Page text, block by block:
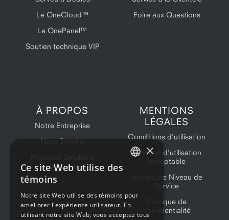
Le OneCloud™
Le OnePanel™
Soutien technique VIP
Foire aux Questions
À PROPOS
Notre Entreprise
Nous Joindre
OneProvider?
MENTIONS
LÉGALES
Conditions d'utilisation
Politique d'utilisation
acceptable
Accord de Niveau de
Service
Politique de
confidentialité
×
Ce site Web utilise des
témoins
Notre site Web utilise des témoins pour
améliorer l'expérience utilisateur. En
utilisant notre site Web, vous acceptez tous